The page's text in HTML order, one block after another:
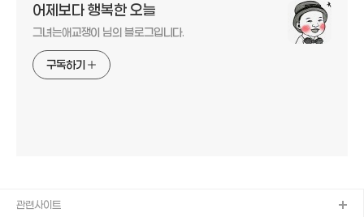
어제보다 행복한 오늘
그녀는애교쟁이 님의 블로그입니다.
구독하기
관련사이트